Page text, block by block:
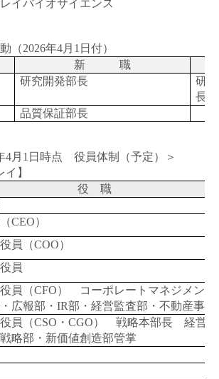
イバイオサイエンス
（2026年4月 1 日付）
新 職
研究開発部長
研
長
品質保証部長
4月 1 日時点 役員体制（予定）＞
】
役 職
CEO）
員（COO）
員
員（CFO） コーポレートマネジメン
広報部・ IR部・経営監査部・不動産事業
員（CSO ・ CGO） 戦略本部長 経営企
略部・新価値創造部管掌